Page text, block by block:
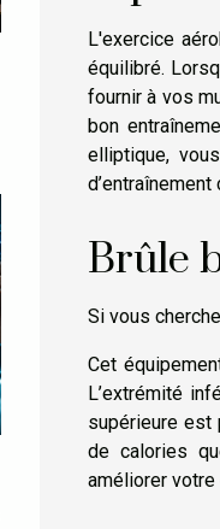
L'exercice
équilibré.
fournir à vos
bon
elliptique,
d’entraînement
Brûle
Si vous
Cet
L’extrémité
supérieure est
de calories
améliorer